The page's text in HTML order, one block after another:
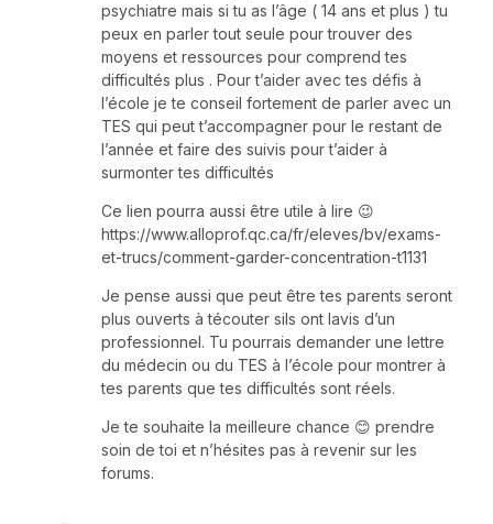
psychiatre mais si tu as l’âge ( 14 ans et plus ) tu
peux en parler tout seule pour trouver des
moyens et ressources pour comprend tes
difficultés plus . Pour t’aider avec tes défis à
l’école je te conseil fortement de parler avec un
TES qui peut t’accompagner pour le restant de
l’année et faire des suivis pour t’aider à
surmonter tes difficultés
Ce lien pourra aussi être utile à lire 😉
https://www.alloprof.qc.ca/fr/eleves/bv/exams-
et-trucs/comment-garder-concentration-t1131
Je pense aussi que peut être tes parents seront
plus ouverts à técouter sils ont lavis d’un
professionnel. Tu pourrais demander une lettre
du médecin ou du TES à l’école pour montrer à
tes parents que tes difficultés sont réels.
Je te souhaite la meilleure chance 😊 prendre
soin de toi et n’hésites pas à revenir sur les
forums.